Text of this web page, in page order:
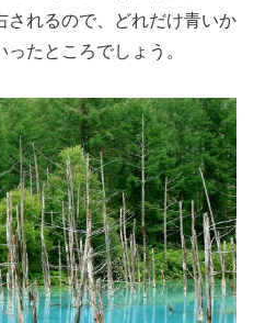
されるので、どれだけ青いか
たところでしょう。